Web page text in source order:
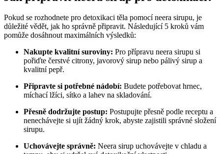
Pokud se rozhodnete pro detoxikaci těla pomocí neera sirupu, je
důležité vědět, jak ho správně připravit. Následující 5 kroků vám
pomůže dosáhnout maximálních výsledků:
Nakupte kvalitní suroviny: Pro přípravu neera sirupu si
pořiďte čerstvé citrony, javorový sirup nebo pálivý sirup a
kvalitní pepř.
Připravte si potřebné nádobí: Budete potřebovat hrnec,
míchací lžíci, sítko a lahev na skladování.
Přesně dodržujte postup: Postupujte přesně podle receptu a
nenechávejte si ujít žádný krok, abyste zajistili správné složení
sirupu.
Uchovávejte správně: Neera sirup uchovávejte v chladu a